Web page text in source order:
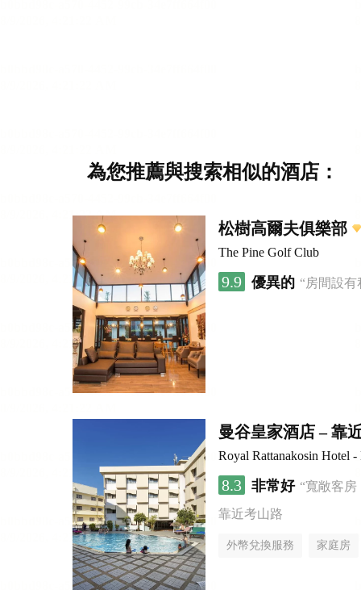
為您推薦與搜索相似的酒店：
松樹高爾夫俱樂部
The Pine Golf Club
9.9 優異的 “房間設
曼谷皇家酒店 – 靠
Royal Rattanakosin Hotel
8.3 非常好 “寬敞客
靠近考山路
外幣兌換服務 家庭房